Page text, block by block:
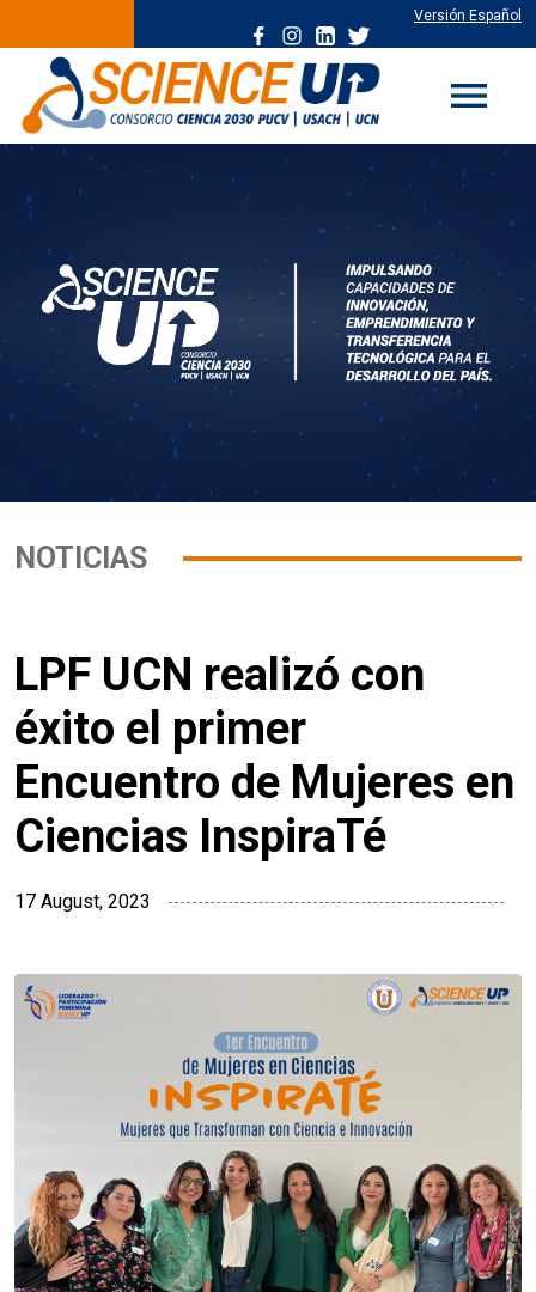
Versión Español
menu
NOTICIAS
LPF UCN realizó con
éxito el primer
Encuentro de Mujeres en
Ciencias InspiraTé
17 August, 2023